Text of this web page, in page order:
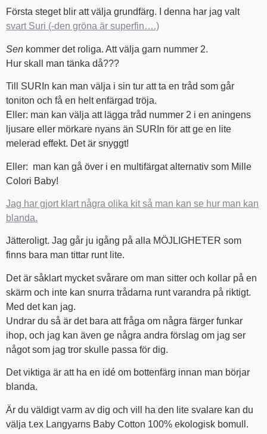
Första steget blir att välja grundfärg. I denna har jag valt
svart Suri (-den gröna är superfin….)
Sen kommer det roliga. Att välja garn nummer 2.
Hur skall man tänka då???
Till SURIn kan man välja i sin tur att ta en tråd som går
toniton och få en helt enfärgad tröja.
Eller: man kan välja att lägga tråd nummer 2 i en aningens
ljusare eller mörkare nyans än SURIn för att ge en lite
melerad effekt. Det är snyggt!
Eller: man kan gå över i en multifärgat alternativ som Mille
Colori Baby!
Jag har gjort klart några olika kit så man kan se hur man kan
blanda.
Jätteroligt. Jag går ju igång på alla MÖJLIGHETER som
finns bara man tittar runt lite.
Det är såklart mycket svårare om man sitter och kollar på en
skärm och inte kan snurra trådarna runt varandra på riktigt.
Med det kan jag.
Undrar du så är det bara att fråga om några färger funkar
ihop, och jag kan även ge några andra förslag om jag ser
något som jag tror skulle passa för dig.
Det viktiga är att ha en idé om bottenfärg innan man börjar
blanda.
Är du väldigt varm av dig och vill ha den lite svalare kan du
välja t.ex Langyarns Baby Cotton 100% ekologisk bomull.